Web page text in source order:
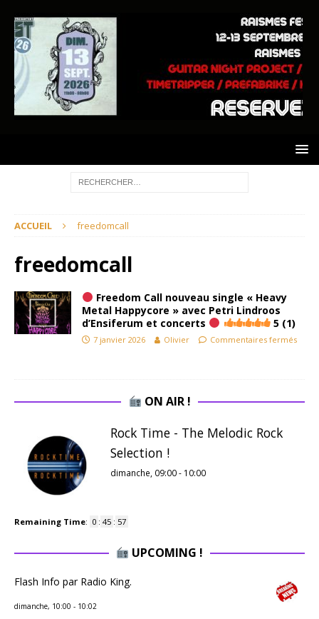
ACCUEIL freedomcall
freedomcall
Freedom Call nouveau single « Heavy
Metal Happycore » avec Petri Lindroos
d’Ensiferum et concerts
5 (1)
7 janvier 2026 Olivier Commentaires fermés
ON AIR !
Rock Time - The Melodic Rock
Selection !
dimanche, 09:00- 10:00
Remaining Time: 0 : 45 : 56
UPCOMING !
Flash Info par Radio King.
dimanche, 10:00 - 10:02